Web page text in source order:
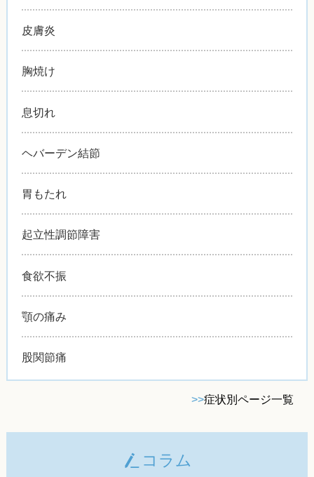
皮膚炎
胸焼け
息切れ
ヘバーデン結節
胃もたれ
起立性調節障害
食欲不振
顎の痛み
股関節痛
>>症状別ページ一覧
コラム